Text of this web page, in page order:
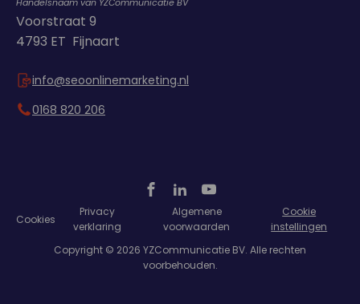
Voorstraat 9
4793 ET Fijnaart
info@seoonlinemarketing.nl
0168 820 206
Cookies
Privacy
verklaring
Algemene
voorwaarden
Cookie
instellingen
Copyright © 2026 YZCommunicatie BV. Alle rechten
voorbehouden.